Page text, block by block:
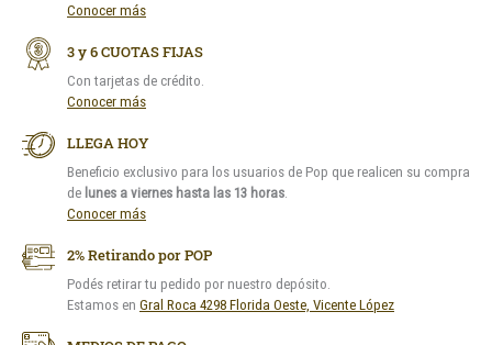
Conocer más
3 y 6 CUOTAS FIJAS
Con tarjetas de crédito.
Conocer más
LLEGA HOY
Beneficio exclusivo para los usuarios de Pop que realicen su compra
de lunes a viernes hasta las 13 horas.
Conocer más
2% Retirando por POP
Podés retirar tu pedido por nuestro depósito.
Estamos en Gral Roca 4298 Florida Oeste, Vicente López